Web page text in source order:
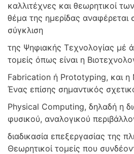
καλλιτέχνες και θεωρητικοί
θέμα της ημερίδας αναφέρεται
σύγκλιση
της Ψηφιακής Τεχνολογίας μέ
τομείς όπως είναι η
Fabrication ή Prototyping, και η
Ένας επίσης σημαντικός
Physical Computing, δηλαδή η
φυσικού, αναλογικού
διαδικασία επεξεργασίας της
Θεωρητικοί τομείς που